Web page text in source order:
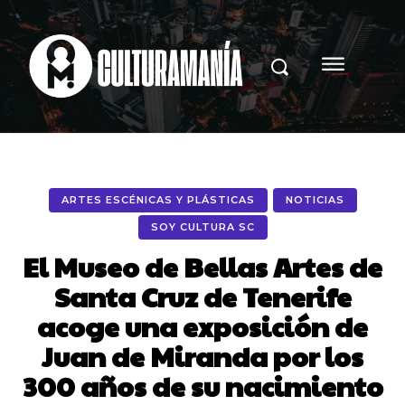
ARTES ESCÉNICAS Y PLÁSTICAS NOTICIAS
SOY CULTURA SC
El Museo de Bellas Artes de
Santa Cruz de Tenerife
acoge una exposición de
Juan de Miranda por los
300 años de su nacimiento